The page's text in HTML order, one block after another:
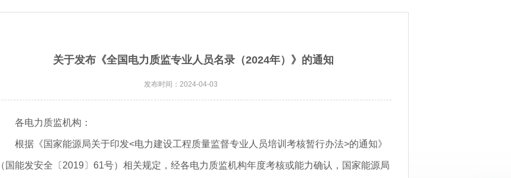
关于发布《全国电力质监专业人员名录（2024年）》的通知
发布时间：2024-04-03
各电力质监机构：
根据《国家能源局关于印发<电力建设工程质量监督专业人员培训考核暂行办法>的通知》
（国能发安全〔2019〕61号）相关规定，经各电力质监机构年度考核或能力确认，国家能源局